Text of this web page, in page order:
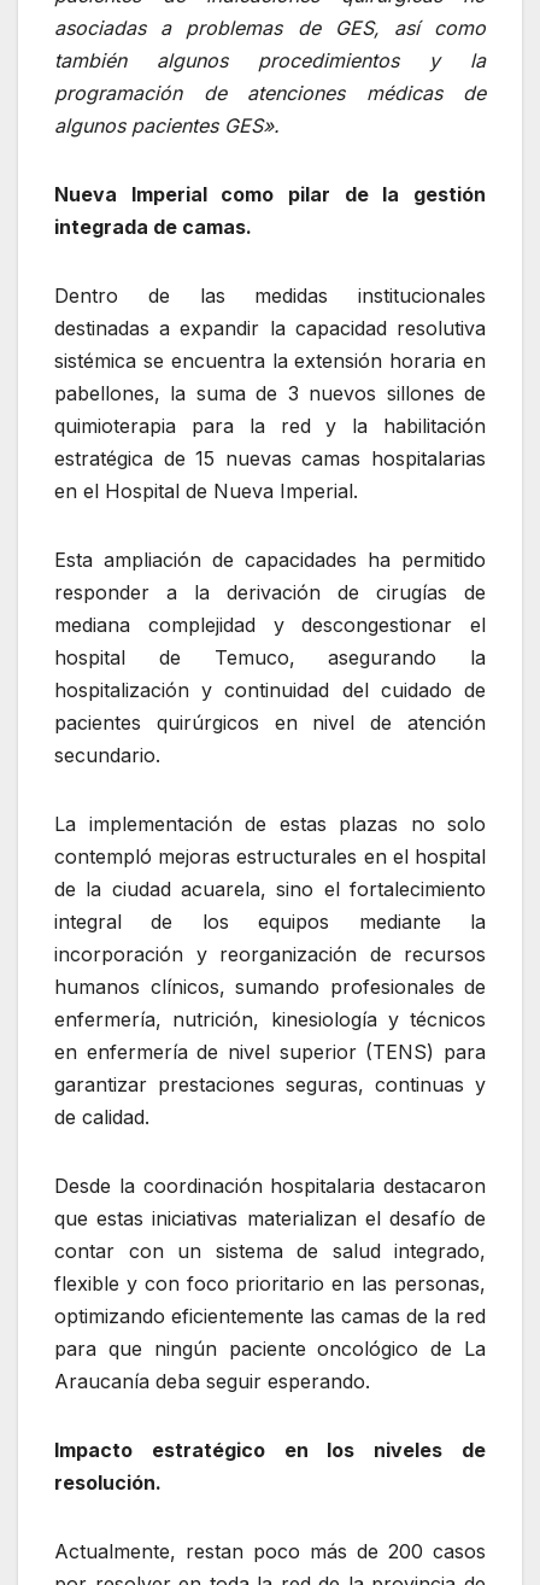
asociadas a problemas de GES, así como
también algunos procedimientos y la
programación de atenciones médicas de
algunos pacientes GES».
Nueva Imperial como pilar de la gestión
integrada de camas.
Dentro de las medidas institucionales
destinadas a expandir la capacidad resolutiva
sistémica se encuentra la extensión horaria en
pabellones, la suma de 3 nuevos sillones de
quimioterapia para la red y la habilitación
estratégica de 15 nuevas camas hospitalarias
en el Hospital de Nueva Imperial.
Esta ampliación de capacidades ha permitido
responder a la derivación de cirugías de
mediana complejidad y descongestionar el
hospital de Temuco, asegurando la
hospitalización y continuidad del cuidado de
pacientes quirúrgicos en nivel de atención
secundario.
La implementación de estas plazas no solo
contempló mejoras estructurales en el hospital
de la ciudad acuarela, sino el fortalecimiento
integral de los equipos mediante la
incorporación y reorganización de recursos
humanos clínicos, sumando profesionales de
enfermería, nutrición, kinesiología y técnicos
en enfermería de nivel superior (TENS) para
garantizar prestaciones seguras, continuas y
de calidad.
Desde la coordinación hospitalaria destacaron
que estas iniciativas materializan el desafío de
contar con un sistema de salud integrado,
flexible y con foco prioritario en las personas,
optimizando eficientemente las camas de la red
para que ningún paciente oncológico de La
Araucanía deba seguir esperando.
Impacto estratégico en los niveles de
resolución.
Actualmente, restan poco más de 200 casos